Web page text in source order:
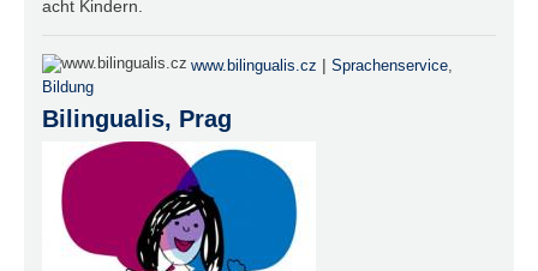
acht Kindern.
www.bilingualis.cz | Sprachenservice
Bildung
Bilingualis, Prag